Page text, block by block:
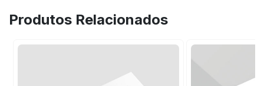
Produtos Relacionados